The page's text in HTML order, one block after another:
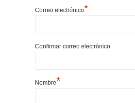
Correo electrónico*
Confirmar correo electrónico
Nombre*